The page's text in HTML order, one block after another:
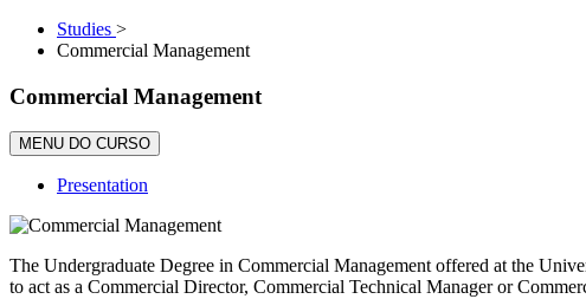
Studies >
Commercial Management
Commercial Management
MENU DO CURSO
Presentation
The Undergraduate Degree in Commercial Management offered at the
to act as a Commercial Director, Commercial Technical Manager or